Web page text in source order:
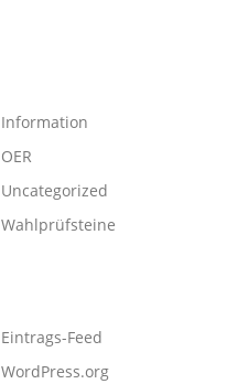
Information
OER
Uncategorized
Wahlprüfsteine
Eintrags-Feed
WordPress.org